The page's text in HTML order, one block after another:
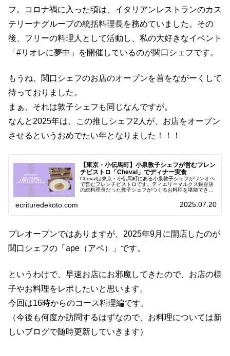
フ。コロナ禍に入った頃は、イタリアンレストランのカス
テリーナグループの統括料理長を務めていました。その
後、フリーの料理人として活動し、私の大好きなイベント
「#リオレに夢中」を開催しているのが関口シェフです。
もうね、関口シェフのお店のオープンを首をながーくして
待っておりました。
まぁ、それは敦子シェフも同じなんですが。
なんと2025年は、この推しシェフ2人が、お店をオープン
させるというおめでたい年となりました！！！
【東京・小伝馬町】小泉敦子シェフが営むフレン
チビストロ「Cheval」でディナー実食
Chevalは東京・小伝馬町にある小泉敦子シェフがワンオペ
で営むフレンチビストロです。ティエリーマルクス銀座店
の総料理長だった敦子シェフがつくるお料理を堪能できま
付きで紹介しています。お店に行ってみたいと思っている
ecrituredekoto.com 2025.07.20
プレオープンではありますが、2025年9月に開店したのが
関口シェフの「ape（アペ）」です。
というわけで、早速お店にお邪魔してきたので、お店の様
子やお料理をレポしたいと思います。
今回は16時からのコース料理編です。
（今後も何度か訪問するはずなので、お料理については新
しいブログで随時更新していきます）